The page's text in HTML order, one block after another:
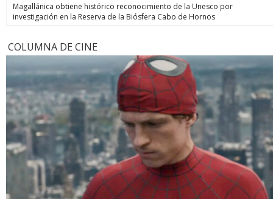
Magallánica obtiene histórico reconocimiento de la Unesco por
investigación en la Reserva de la Biósfera Cabo de Hornos
COLUMNA DE CINE